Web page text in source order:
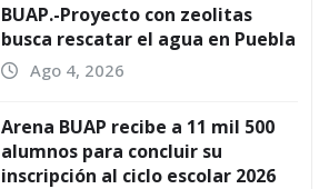
BUAP.-Proyecto con zeolitas
busca rescatar el agua en Puebla
Ago 4, 2026
Arena BUAP recibe a 11 mil 500
alumnos para concluir su
inscripción al ciclo escolar 2026